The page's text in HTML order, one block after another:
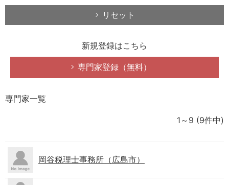
リセット
新規登録はこちら
専門家登録（無料）
専門家一覧
1～9 (9件中)
岡谷税理士事務所（広島市）